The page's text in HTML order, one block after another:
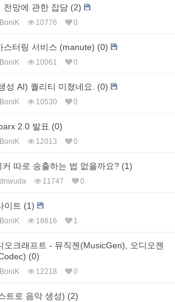
전망에 관한 잡담 (2)
BoniK 10776 0
스터링 서비스 (manute) (0)
BoniK 10061 0
성 AI) 퀄리티 미쳤네요. (0)
BoniK 10530 0
2.0 발표 (0)
BoniK 12013 0
따로 송출하는 법 없을까요? (1)
dnwuda 11747 0
이트 (1)
BoniK 18616 1
오크래프트 - 뮤직젠(MusicGen), 오디오젠
(0)
BoniK 12218 0
트로 음악 생성) (2)